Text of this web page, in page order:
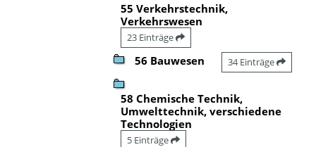
55 Verkehrstechnik,
Verkehrswesen
23 Einträge
56 Bauwesen 34 Einträge
58 Chemische Technik,
Umwelttechnik, verschiedene
Technologien
5 Einträge